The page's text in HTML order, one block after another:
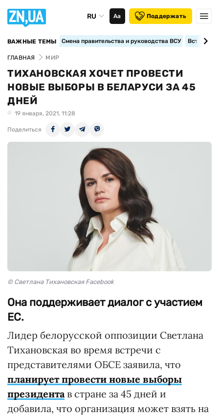
RU Аа Поддержать
ВАЖНЫЕ ТЕМЫ Смена правительства и руководства ВСУ
ГЛАВНАЯ МИР
ТИХАНОВСКАЯ ХОЧЕТ ПРОВЕСТИ
НОВЫЕ ВЫБОРЫ В БЕЛАРУСИ ЗА 45
ДНЕЙ
19 января, 2021, 11:28
Поделиться
© Светлана Тихановская Facebook
Она поддерживает диалог с участием
ЕС.
Лидер белорусской оппозиции Светлана
Тихановская во время встречи с
представителями ОБСЕ заявила, что
планирует провести новые выборы
президента в стране за 45 дней и
добавила, что организация может взять на